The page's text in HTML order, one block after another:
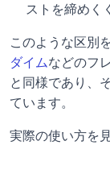
ストを締めく
このような区別
ダイムなどのフ
と同様であり、
ています。
実際の使い方を